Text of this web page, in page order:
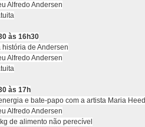
Alfredo Andersen
às 16h30
de Andersen
Alfredo Andersen
às 17h
e bate-papo com a artista Maria Heed
Alfredo Andersen
de alimento não perecível